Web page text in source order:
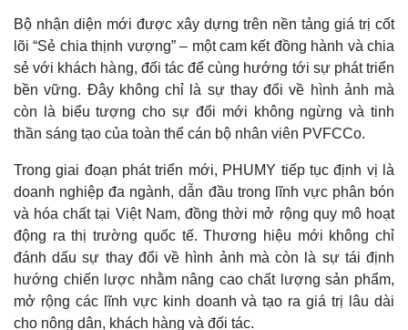
Bộ nhận diện mới được xây dựng trên nền tảng giá trị cốt
lõi “Sẻ chia thịnh vượng” – một cam kết đồng hành và chia
sẻ với khách hàng, đối tác để cùng hướng tới sự phát triển
bền vững. Đây không chỉ là sự thay đổi về hình ảnh mà
còn là biểu tượng cho sự đổi mới không ngừng và tinh
thần sáng tạo của toàn thể cán bộ nhân viên PVFCCo.
Trong giai đoạn phát triển mới, PHUMY tiếp tục định vị là
doanh nghiệp đa ngành, dẫn đầu trong lĩnh vực phân bón
và hóa chất tại Việt Nam, đồng thời mở rộng quy mô hoạt
động ra thị trường quốc tế. Thương hiệu mới không chỉ
đánh dấu sự thay đổi về hình ảnh mà còn là sự tái định
hướng chiến lược nhằm nâng cao chất lượng sản phẩm,
mở rộng các lĩnh vực kinh doanh và tạo ra giá trị lâu dài
cho nông dân, khách hàng và đối tác.